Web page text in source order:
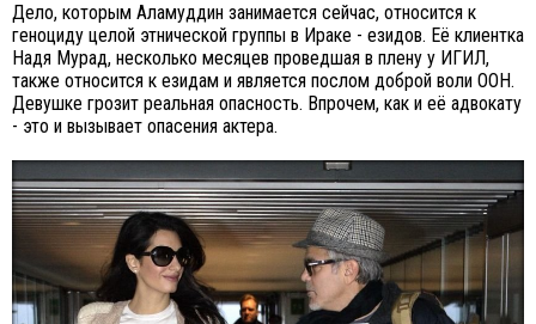
Дело, которым Аламуддин занимается сейчас, относится к
геноциду целой этнической группы в Ираке - езидов. Её клиентка
Надя Мурад, несколько месяцев проведшая в плену у ИГИЛ,
также относится к езидам и является послом доброй воли ООН.
Девушке грозит реальная опасность. Впрочем, как и её адвокату
- это и вызывает опасения актера.